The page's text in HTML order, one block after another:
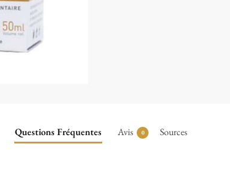
Questions Fréquentes Avis 0 Sources